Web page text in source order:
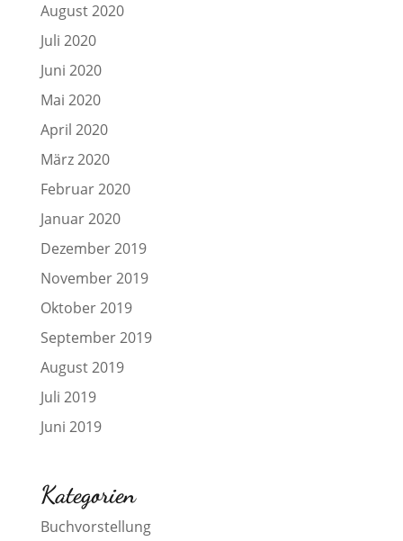
August 2020
Juli 2020
Juni 2020
Mai 2020
April 2020
März 2020
Februar 2020
Januar 2020
Dezember 2019
November 2019
Oktober 2019
September 2019
August 2019
Juli 2019
Juni 2019
Kategorien
Buchvorstellung